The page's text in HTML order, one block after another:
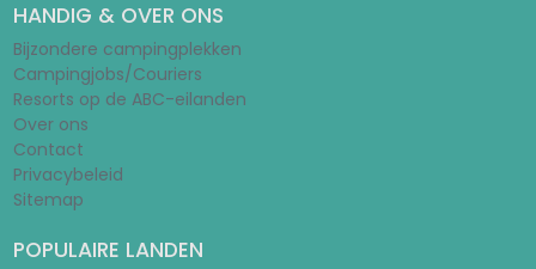
HANDIG & OVER ONS
Bijzondere campingplekken
Campingjobs/Couriers
Resorts op de ABC-eilanden
Over ons
Contact
Privacybeleid
Sitemap
POPULAIRE LANDEN